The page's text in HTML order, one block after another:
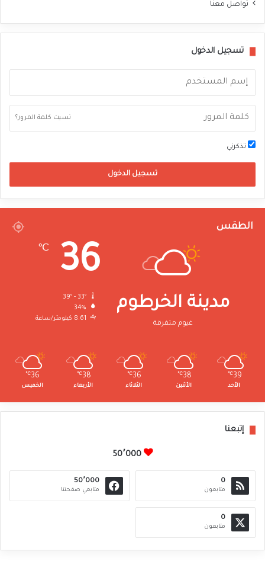
تواصل معنا
تسجيل الدخول
نسيت كلمة المرور؟
تذكرني
تسجيل الدخول
الطقس
مدينة الخرطوم
غيوم متفرقة
36
℃
34%
8.61 كيلومتر/ساعة
39
℃
الأحد
38
℃
الأثنين
36
℃
الثلاثاء
38
℃
الأربعاء
36
℃
الخميس
إتبعنا
50٬000
0
متابعون
50٬000
متابعي صفحتنا
0
متابعون